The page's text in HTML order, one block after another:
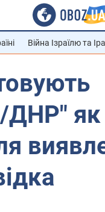
Війна Ізраїлю та
ДНР" як